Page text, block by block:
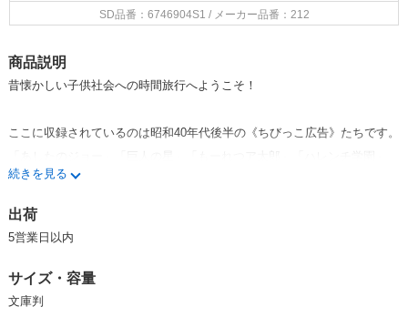
SD品番：6746904S1 / メーカー品番：212
商品説明
昔懐かしい子供社会への時間旅行へようこそ！
ここに収録されているのは昭和40年代後半の《ちびっこ広告》たちです。
「タイガーマスク」「仮面ライダー」「マジンガーZ」など人気作の連載
時の読者に楽しみや成長を与えた一方その媒体である雑誌そのものは 大
量消費とともに破棄されてきました。
人気作品は単行本やTVアニメとなり永遠の命を手に入れましたが 同時に
そこで現存する古書を元にデジタルの力を借りて当時の色合いを完全再現
し 21世紀に残すことを目的としたのが本シリーズです。
続きを見る
出荷
5営業日以内
サイズ・容量
文庫判